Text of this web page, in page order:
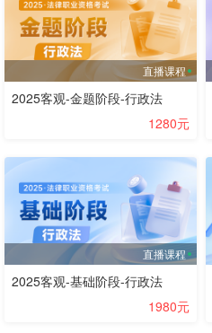
直播课程
2025客观-金题阶段-行政法
1280元
直播课程
2025客观-基础阶段-行政法
1980元